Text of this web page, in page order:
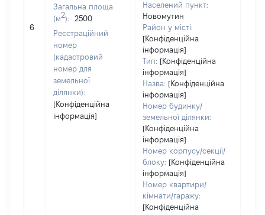
6
Загальна площа
(м2):
2500
Реєстраційний
номер
(кадастровий
номер для
земельної
ділянки):
[Конфіденційна
інформація]
Населений пункт:
Новомутин
Район у місті:
[Конфіденційна
інформація]
Тип: [Конфіденційна
інформація]
Назва: [Конфіденційна
інформація]
Номер будинку/
земельної ділянки:
[Конфіденційна
інформація]
Номер корпусу/секції/
блоку: [Конфіденційна
інформація]
Номер квартири/
кімнати/гаражу:
[Конфіденційна